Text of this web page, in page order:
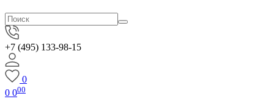
+7 (495) 133-98-15
0
0 000